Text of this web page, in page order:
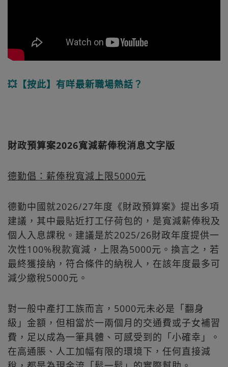
💥【按此】有咩最新職場熱話？
財政預算案2026寬減薪俸稅消息文字版
德勤倡：薪俸稅寬減上限5000元
德勤中國就2026/27年度《財政預算案》提出多項
建議，其中最貼近打工仔荷包的，是寬減薪俸稅及
個人入息課稅。建議是於2025/26財政年度提供一
次性100%稅款寬減，上限為5000元。換言之，若
最終獲接納，符合條件的納稅人，在該年度最多可
減少繳稅5000元。
對一般中產打工族而言，5000元未必是「翻身
級」金額，但相當於一兩個月的交通費或子女補習
費，足以成為一筆具體、可感受到的「小確幸」。
在高通脹、人工加幅有限的環境下，任何直接減